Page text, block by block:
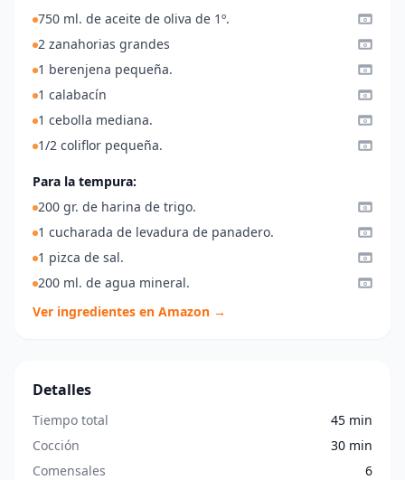
750 ml. de aceite de oliva de 1º.
2 zanahorias grandes
1 berenjena pequeña.
1 calabacín
1 cebolla mediana.
1/2 coliflor pequeña.
Para la tempura:
200 gr. de harina de trigo.
1 cucharada de levadura de panadero.
1 pizca de sal.
200 ml. de agua mineral.
Ver ingredientes en Amazon →
Detalles
Tiempo total
45 min
Cocción
30 min
Comensales
6